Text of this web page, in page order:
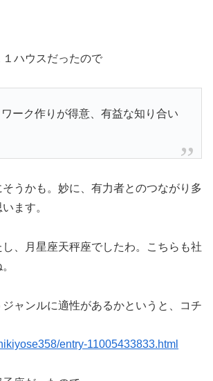
ハウスだったので
ーク作りが得意、有益な知り合い
そうかも。妙に、有力者とのつながり多
ます。
、月星座天秤座でしたわ。こちらも社
ャンルに適性があるかというと、コチ
entry-11005433833.html